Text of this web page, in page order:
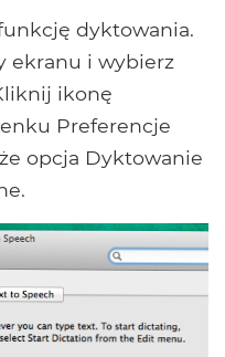
dyktowania.
ekranu i wybierz
ikonę
Preferencje
opcja Dyktowanie